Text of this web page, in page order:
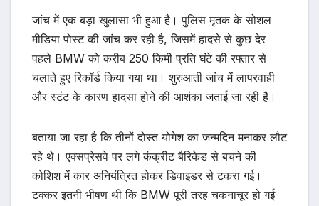
जांच में एक बड़ा खुलासा भी हुआ है। पुलिस मृतक के सोशल
मीडिया पोस्ट की जांच कर रही है, जिसमें हादसे से कुछ देर
पहले BMW को करीब 250 किमी प्रति घंटे की रफ्तार से
चलाते हुए रिकॉर्ड किया गया था। शुरुआती जांच में लापरवाही
और स्टंट के कारण हादसा होने की आशंका जताई जा रही है।
बताया जा रहा है कि तीनों दोस्त योगेश का जन्मदिन मनाकर लौट
रहे थे। एक्सप्रेसवे पर लगे कंक्रीट बैरिकेड से बचने की
कोशिश में कार अनियंत्रित होकर डिवाइडर से टकरा गई।
टक्कर इतनी भीषण थी कि BMW पूरी तरह चकनाचूर हो गई